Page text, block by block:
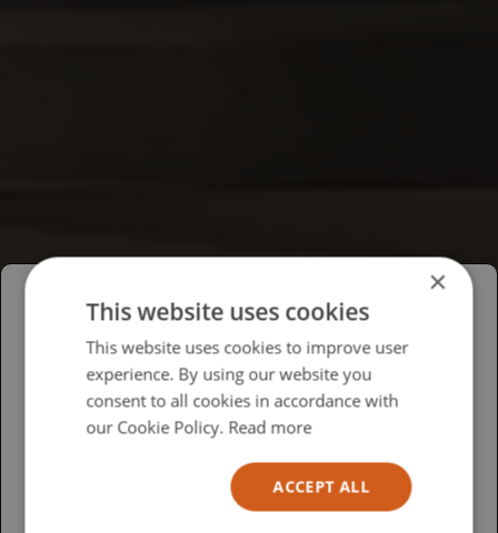
Please select your region/language
British
USA
×
This website uses cookies
This website uses cookies to improve user
experience. By using our website you
consent to all cookies in accordance with
our Cookie Policy. Read more
ACCEPT ALL